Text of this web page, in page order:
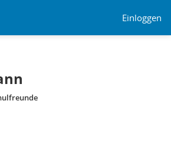
Einloggen